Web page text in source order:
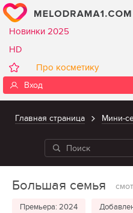
Новинки 2025
HD
Про косметику
Вход
Главная страница Мини-
Большая семья
Премьера: 2024